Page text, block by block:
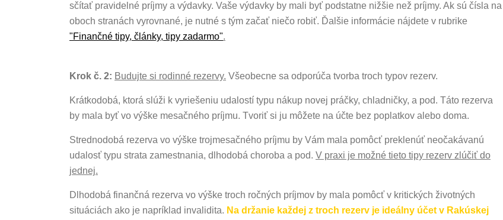
sčítať pravidelné príjmy a výdavky. Vaše výdavky by mali byť podstatne nižšie než príjmy. Ak sú čísla na
oboch stranách vyrovnané, je nutné s tým začať niečo robiť. Ďalšie informácie nájdete v rubrike
"Finančné tipy, články, tipy zadarmo".
Krok č. 2: Budujte si rodinné rezervy. Všeobecne sa odporúča tvorba troch typov rezerv.
Krátkodobá, ktorá slúži k vyriešeniu udalostí typu nákup novej práčky, chladničky, a pod. Táto rezerva
by mala byť vo výške mesačného príjmu. Tvoriť si ju môžete na účte bez poplatkov alebo doma.
Strednodobá rezerva vo výške trojmesačného príjmu by Vám mala pomôcť preklenúť neočakávanú
udalosť typu strata zamestnania, dlhodobá choroba a pod. V praxi je možné tieto tipy rezerv zlúčiť do
jednej.
Dlhodobá finančná rezerva vo výške troch ročných príjmov by mala pomôcť v kritických životných
situáciách ako je napríklad invalidita. Na držanie každej z troch rezerv je ideálny účet v Rakúskej